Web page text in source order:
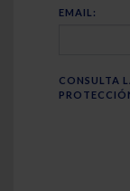
EMAIL:
CONSULTA